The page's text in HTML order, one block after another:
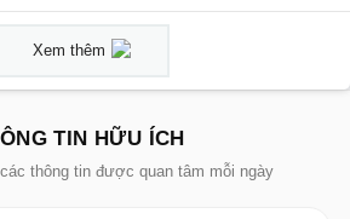
Xem thêm
TIN HỮU ÍCH
thông tin được quan tâm mỗi ngày